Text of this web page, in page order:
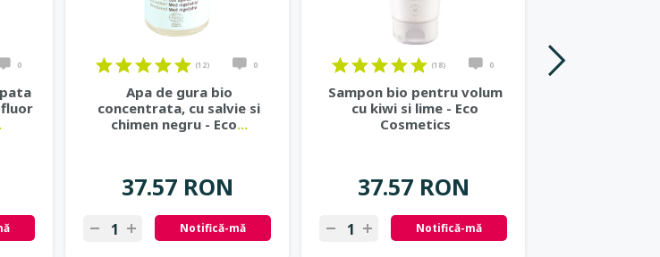
0
fluor
(12) 0
Apa de gura bio
concentrata, cu salvie si
chimen negru - Eco...
37.57 RON
Notifică-mă
(18) 0
Sampon bio pentru volum
cu kiwi si lime - Eco
Cosmetics
37.57 RON
Notifică-mă